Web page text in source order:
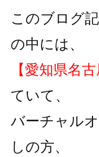
このブログ
の中には、
【愛知県名
ていて、
バーチャル
しの方、